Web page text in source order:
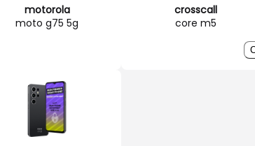
motorola
moto g75 5g
crosscall
core m5